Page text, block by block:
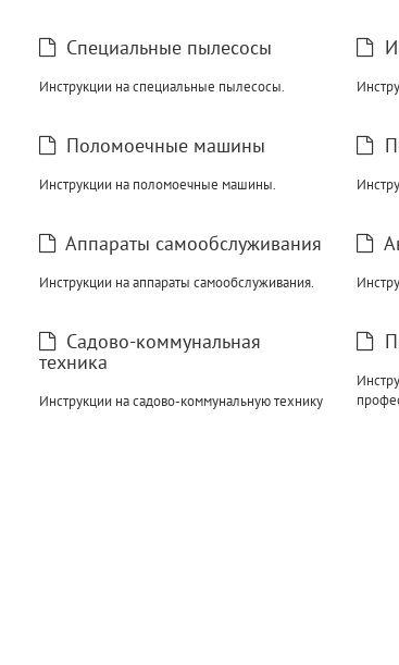
Специальные пылесосы
Инструкции на специальные пылесосы.
Поломоечные машины
Инструкции на поломоечные машины.
Аппараты самообслуживания
Инструкции на аппараты самообслуживания.
Садово-коммунальная
техника
Инструкции на садово-коммунальную технику